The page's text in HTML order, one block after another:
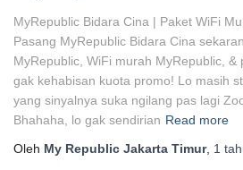
MyRepublic Bidara Cina | Paket WiFi
Pasang MyRepublic Bidara Cina
MyRepublic, WiFi murah MyRepublic,
gak kehabisan kuota promo! Lo masih
yang sinyalnya suka ngilang pas lagi
Bhahaha, lo gak sendirian Read more
Oleh My Republic Jakarta Timur, 1